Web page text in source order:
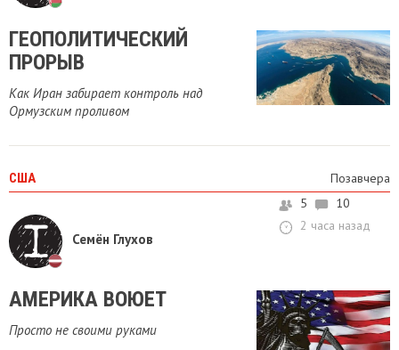
ГЕОПОЛИТИЧЕСКИЙ
ПРОРЫВ
Как Иран забирает контроль над
Ормузским проливом
США Позавчера
Семён Глухов
5
10
2 часа назад
АМЕРИКА ВОЮЕТ
Просто не своими руками